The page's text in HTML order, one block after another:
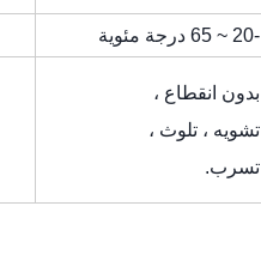
-20 ~ 65 درجة مئوية
بدون انقطاع ،
تشويه ، تلوث ،
تسرب.